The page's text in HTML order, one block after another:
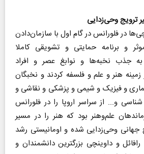
ترویج وحی‌زدایی
در فلورانس در گام اول با سازمان‌دادن
و برنامه حمایتی و تشویقی کاملا
به جذب نخبه‌ها و نوابغ عصر و افراد
زمینه هنر و علم و فلسفه کردند و نخبگان
و فیزیک و شیمی و پزشکی و نقاشی و
و... از سراسر اروپا را در فلورانس
علم‌و‌هنر بود که هنر را در مسیر
وحی‌زدایی شده و اومانیستی رشد
رافائل و داوینچی بزرگترین دانشمندان و